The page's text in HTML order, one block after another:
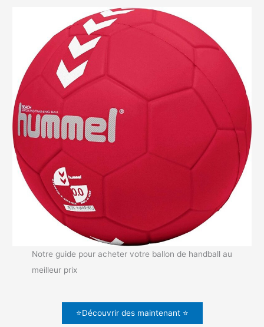
Notre guide pour acheter votre ballon de handball au
meilleur prix
⭐Découvrir des maintenant ⭐